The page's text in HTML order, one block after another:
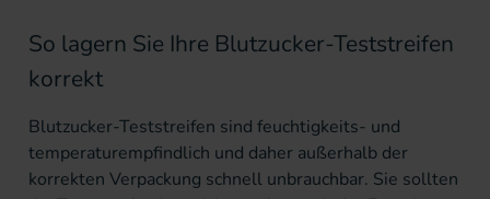
So lagern Sie Ihre Blutzucker-Teststreifen
korrekt
Blutzucker-Teststreifen sind feuchtigkeits- und
temperaturempfindlich und daher außerhalb der
korrekten Verpackung schnell unbrauchbar. Sie sollten